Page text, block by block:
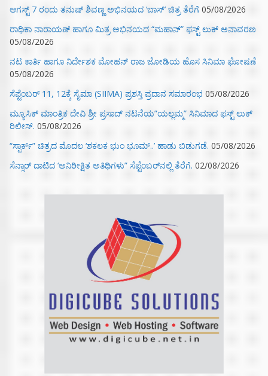
ಆಗಸ್ಟ್ 7 ರಂದು ತನುಷ್ ಶಿವಣ್ಣ ಅಭಿನಯದ ‘ಬಾಸ್’ ಚಿತ್ರ ತೆರೆಗೆ 05/08/2026
ರಾಧಿಕಾ ನಾರಾಯಣ್ ಹಾಗೂ ಮಿತ್ರ ಅಭಿನಯದ “ಮಹಾನ್” ಫಸ್ಟ್ ಲುಕ್ ಅನಾವರಣ
05/08/2026
ನಟ ಕಾರ್ತಿ ಹಾಗೂ ನಿರ್ದೇಶಕ ಮೋಹನ್ ರಾಜ ಜೋಡಿಯ ಹೊಸ ಸಿನಿಮಾ ಘೋಷಣೆ
05/08/2026
ಸೆಪ್ಟೆಂಬರ್ 11, 12ಕ್ಕೆ ಸೈಮಾ (SIIMA) ಪ್ರಶಸ್ತಿ ಪ್ರದಾನ ಸಮಾರಂಭ 05/08/2026
ಮ್ಯೂಸಿಕ್‌ ಮಾಂತ್ರಿಕ ದೇವಿ ಶ್ರೀ ಪ್ರಸಾದ್ ನಟನೆಯ”ಯಲ್ಲಮ್ಮ” ಸಿನಿಮಾದ ಫಸ್ಟ್‌ ಲುಕ್‌
ರಿಲೀಸ್. 05/08/2026
“ಸ್ಪಾರ್ಕ್” ಚಿತ್ರದ ಮೊದಲ‌ ‘ಶಕಲಕ ಭುಂ‌ ಭೂಮ್..’ ಹಾಡು ಬಿಡುಗಡೆ. 05/08/2026
ಸೆನ್ಸಾರ್ ದಾಟಿದ ‘ಅನಿರೀಕ್ಷಿತ ಅತಿಥಿಗಳು” ಸೆಪ್ಟೆಂಬರ್‌ನಲ್ಲಿ ತೆರೆಗೆ. 02/08/2026